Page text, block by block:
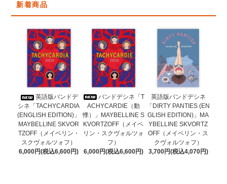
新着商品
英語版バンドデ
シネ「TACHYCARDIA
(ENGLISH EDITION)」
MAYBELLINE SKVOR
TZOFF（メイベリン・
スクヴォルツォフ）
6,000円(税込6,600円)
バンドデシネ「T
ACHYCARDIE（動
悸）」MAYBELLINE S
KVORTZOFF（メイベ
リン・スクヴォルツォ
フ）
6,000円(税込6,600円)
英語版バンドデシネ
「DIRTY PANTIES (EN
GLISH EDITION)」MA
YBELLINE SKVORTZ
OFF（メイベリン・ス
クヴォルツォフ）
3,700円(税込4,070円)